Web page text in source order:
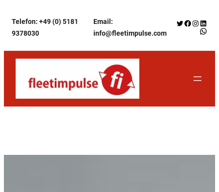
Inhalt
springen
Telefon: +49 (0) 5181
9378030
Email:
info@fleetimpulse.com
Twitter
Facebook